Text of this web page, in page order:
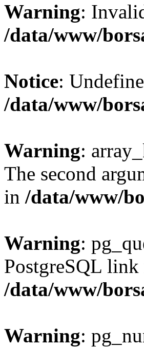
Warning:
/data/www/
Notice:
/data/www/
Warning:
The second
in /data/www/
Warning:
PostgreSQL link
/data/www/
Warning: